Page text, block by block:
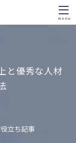
menu
と優秀な人材
立ち記事